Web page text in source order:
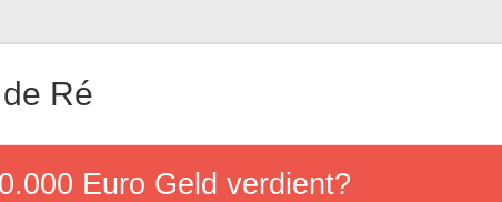
Ré
Euro Geld verdient?